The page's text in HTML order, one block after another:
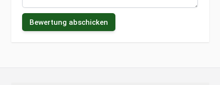
Bewertung abschicken